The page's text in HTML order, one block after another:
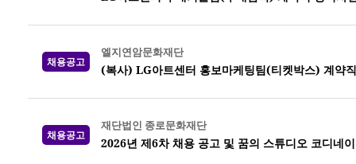
채용공고
엘지연암문화재단
(복사) LG아트센터 홍보마케팅팀(티켓박스) 계약
채용공고
재단법인 종로문화재단
2026년 제6차 채용 공고 및 꿈의 스튜디오 코디네